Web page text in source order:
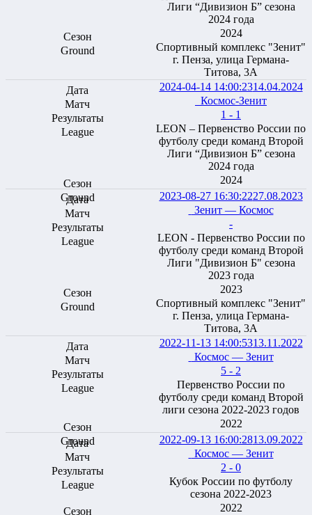
Лиги “Дивизион Б” сезона
2024 года
2024
Спортивный комплекс "Зенит"
г. Пенза, улица Германа-
Титова, 3А
2024-04-14 14:00:2314.04.2024
Космос-Зенит
1 - 1
LEON – Первенство России по
футболу среди команд Второй
Лиги “Дивизион Б” сезона
2024 года
2024
2023-08-27 16:30:2227.08.2023
Зенит — Космос
-
LEON - Первенство России по
футболу среди команд Второй
Лиги "Дивизион Б" сезона
2023 года
2023
Спортивный комплекс "Зенит"
г. Пенза, улица Германа-
Титова, 3А
2022-11-13 14:00:5313.11.2022
Космос — Зенит
5 - 2
Первенство России по
футболу среди команд Второй
лиги сезона 2022-2023 годов
2022
2022-09-13 16:00:2813.09.2022
Космос — Зенит
2 - 0
Кубок Росcии по футболу
сезона 2022-2023
2022